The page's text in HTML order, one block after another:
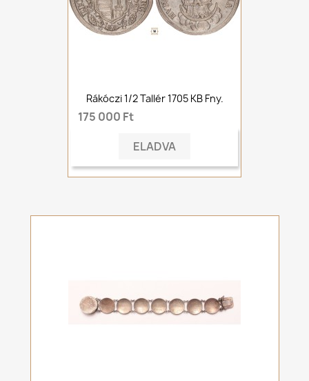
Rákóczi 1/2 Tallér 1705 KB Fny.
175 000 Ft
ELADVA